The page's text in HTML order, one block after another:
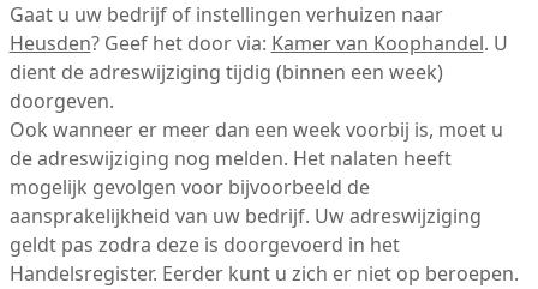
Gaat u uw bedrijf of instellingen verhuizen naar
Heusden? Geef het door via: Kamer van Koophandel. U
dient de adreswijziging tijdig (binnen een week)
doorgeven.
Ook wanneer er meer dan een week voorbij is, moet u
de adreswijziging nog melden. Het nalaten heeft
mogelijk gevolgen voor bijvoorbeeld de
aansprakelijkheid van uw bedrijf. Uw adreswijziging
geldt pas zodra deze is doorgevoerd in het
Handelsregister. Eerder kunt u zich er niet op beroepen.